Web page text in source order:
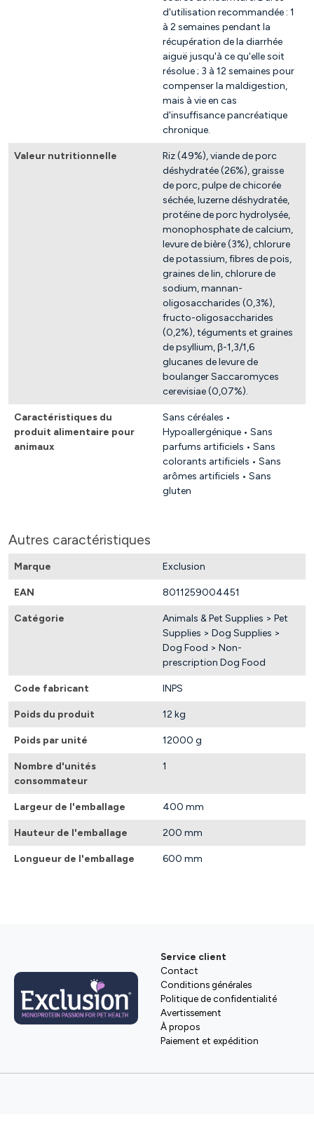
d'utilisation recommandée : 1
à 2 semaines pendant la
récupération de la diarrhée
aiguë jusqu'à ce qu'elle soit
résolue ; 3 à 12 semaines pour
compenser la maldigestion,
mais à vie en cas
d'insuffisance pancréatique
chronique.
Valeur nutritionnelle
Riz (49%), viande de porc
déshydratée (26%), graisse
de porc, pulpe de chicorée
séchée, luzerne déshydratée,
protéine de porc hydrolysée,
monophosphate de calcium,
levure de bière (3%), chlorure
de potassium, fibres de pois,
graines de lin, chlorure de
sodium, mannan-
oligosaccharides (0,3%),
fructo-oligosaccharides
(0,2%), téguments et graines
de psyllium, β-1,3/1,6
glucanes de levure de
boulanger Saccaromyces
cerevisiae (0,07%).
Caractéristiques du
produit alimentaire pour
animaux
Sans céréales •
Hypoallergénique • Sans
parfums artificiels • Sans
colorants artificiels • Sans
arômes artificiels • Sans
gluten
Autres caractéristiques
Marque Exclusion
EAN 8011259004451
Catégorie
Animals & Pet Supplies > Pet
Supplies > Dog Supplies >
Dog Food > Non-
prescription Dog Food
Code fabricant INPS
Poids du produit 12 kg
Poids par unité 12000 g
Nombre d'unités
consommateur
1
Largeur de l'emballage 400 mm
Hauteur de l'emballage 200 mm
Longueur de l'emballage 600 mm
Service client
Contact
Conditions générales
Politique de confidentialité
Avertissement
À propos
Paiement et expédition